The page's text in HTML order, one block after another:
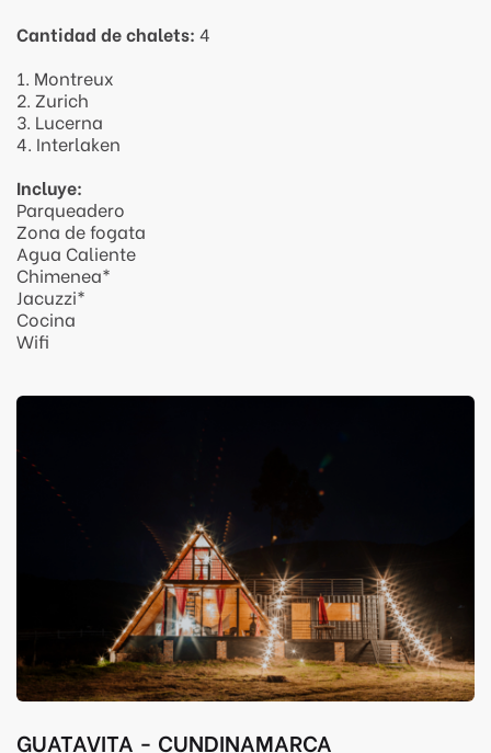
Cantidad de chalets: 4
1. Montreux
2. Zurich
3. Lucerna
4. Interlaken
Incluye:
Parqueadero
Zona de fogata
Agua Caliente
Chimenea*
Jacuzzi*
Cocina
Wifi
GUATAVITA - CUNDINAMARCA